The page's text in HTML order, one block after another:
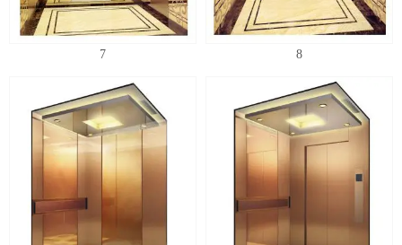
7 8